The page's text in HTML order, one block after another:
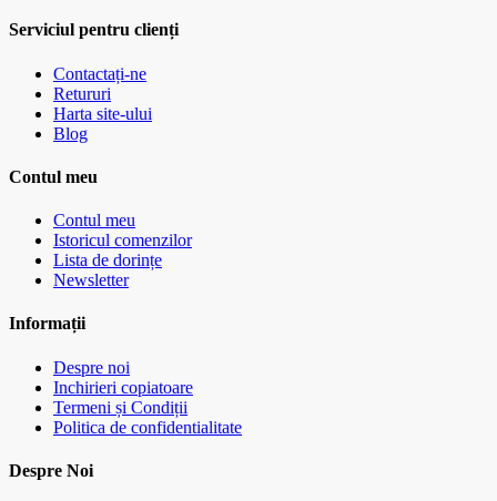
Serviciul pentru clienți
Contactați-ne
Retururi
Harta site-ului
Blog
Contul meu
Contul meu
Istoricul comenzilor
Lista de dorințe
Newsletter
Informații
Despre noi
Inchirieri copiatoare
Termeni și Condiții
Politica de confidentialitate
Despre Noi